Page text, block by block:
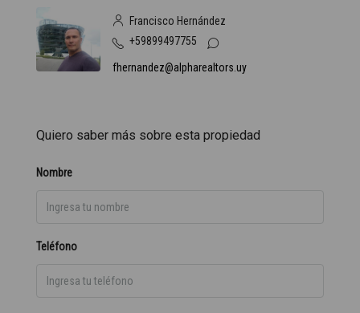
Francisco Hernández
+59899497755
fhernandez@alpharealtors.uy
Quiero saber más sobre esta propiedad
Nombre
Teléfono